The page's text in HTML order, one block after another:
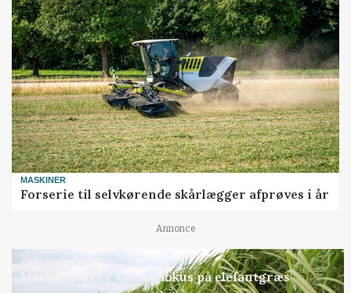
MASKINER
Forserie til selvkørende skårlægger afprøves i år
Annonce
ARRANGEMENT
Markvandring sætter fokus på elefantgræs